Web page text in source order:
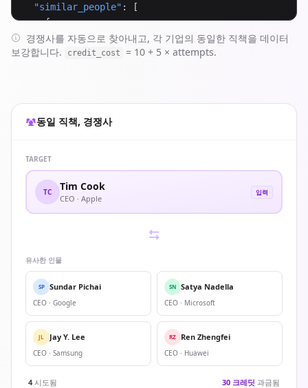
"similar_people" : [
    {
"full_name": "Sundar Pichai",
"work_experience": [
        }
    }
  ],
"credit_cost"
경쟁사를 자동으로 찾아내고, 각 기업의 동일한 직책을 데이터
보강합니다.
credit_cost = 10 + 5 × attempts.
동일 직책, 경쟁사
TARGET
TC Tim Cook
CEO · Apple
입력
유사한 인물
SP Sundar Pichai
CEO · Google
SN Satya Nadella
CEO · Microsoft
JL Jay Y. Lee
CEO · Samsung
RZ Ren Zhengfei
CEO · Huawei
4 시도됨 30 크레딧 과금됨